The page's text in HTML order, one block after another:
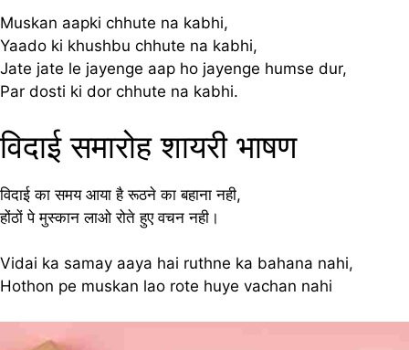
Muskan aapki chhute na kabhi,
Yaado ki khushbu chhute na kabhi,
Jate jate le jayenge aap ho jayenge humse dur,
Par dosti ki dor chhute na kabhi.
विदाई समारोह शायरी भाषण
विदाई का समय आया है रूठने का बहाना नही,
होंठों पे मुस्कान लाओ रोते हुए वचन नही।
Vidai ka samay aaya hai ruthne ka bahana nahi,
Hothon pe muskan lao rote huye vachan nahi